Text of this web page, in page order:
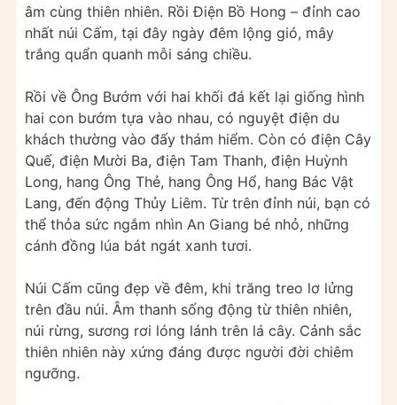
âm cùng thiên nhiên. Rồi Điện Bồ Hong – đỉnh cao
nhất núi Cấm, tại đây ngày đêm lộng gió, mây
trắng quẩn quanh mỗi sáng chiều.
Rồi về Ông Bướm với hai khối đá kết lại giống hình
hai con bướm tựa vào nhau, có nguyệt điện du
khách thường vào đấy thám hiểm. Còn có điện Cây
Quế, điện Mười Ba, điện Tam Thanh, điện Huỳnh
Long, hang Ông Thẻ, hang Ông Hổ, hang Bác Vật
Lang, đến động Thủy Liêm. Từ trên đỉnh núi, bạn có
thể thỏa sức ngắm nhìn An Giang bé nhỏ, những
cánh đồng lúa bát ngát xanh tươi.
Núi Cấm cũng đẹp về đêm, khi trăng treo lơ lửng
trên đầu núi. Âm thanh sống động từ thiên nhiên,
núi rừng, sương rơi lóng lánh trên lá cây. Cảnh sắc
thiên nhiên này xứng đáng được người đời chiêm
ngưỡng.